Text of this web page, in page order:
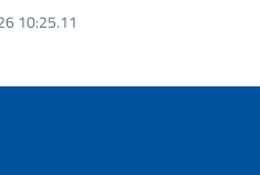
10:25.11